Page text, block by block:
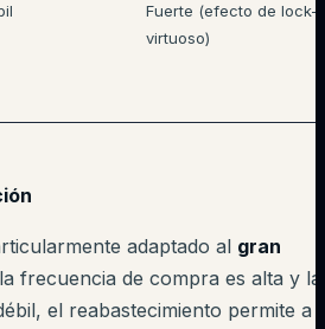
Fuerte (efecto de lock-
virtuoso)
adaptado al gran
frecuencia de compra es alta y la
el reabastecimiento permite a